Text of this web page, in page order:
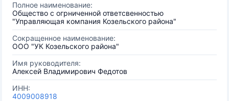
Полное наименование:
Общество с огрниченной ответсвенностью
"Управляющая компания Козельского района"
Сокращенное наименование:
ООО "УК Козельского района"
Имя руководителя:
Алексей Владимирович Федотов
ИНН:
4009008918